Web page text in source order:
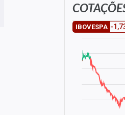
IBOVESPA -